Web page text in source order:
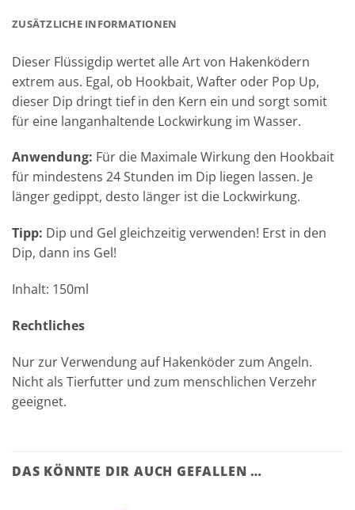
ZUSÄTZLICHE INFORMATIONEN
Dieser Flüssigdip wertet alle Art von Hakenködern
extrem aus. Egal, ob Hookbait, Wafter oder Pop Up,
dieser Dip dringt tief in den Kern ein und sorgt somit
für eine langanhaltende Lockwirkung im Wasser.
Anwendung: Für die Maximale Wirkung den Hookbait
für mindestens 24 Stunden im Dip liegen lassen. Je
länger gedippt, desto länger ist die Lockwirkung.
Tipp: Dip und Gel gleichzeitig verwenden! Erst in den
Dip, dann ins Gel!
Inhalt: 150ml
Rechtliches
Nur zur Verwendung auf Hakenköder zum Angeln.
Nicht als Tierfutter und zum menschlichen Verzehr
geeignet.
DAS KÖNNTE DIR AUCH GEFALLEN …